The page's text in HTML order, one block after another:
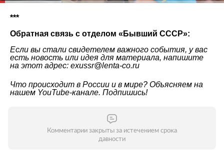
***
Обратная связь с отделом « Бывший СССР»:
Если вы стали свидетелем важного события, у вас
есть новость или идея для материала, напишите
на этот адрес: exussr@lenta-co.ru
Что происходит в России и в мире? Объясняем на
нашем YouTube-канале. Подпишись!
Комментарии закрыты за истечением срока
давности